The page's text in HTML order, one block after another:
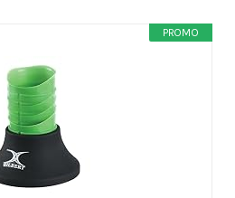
PROMO